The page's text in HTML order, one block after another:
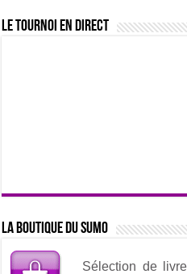
Le tournoi en direct
La boutique du sumo
Sélection de